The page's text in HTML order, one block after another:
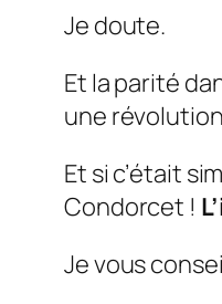
Je doute.
Et la parité
une
Et si c’était
Condorcet !
Je vous